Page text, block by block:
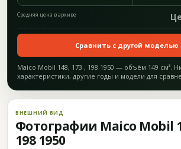
Средняя цена в архиве
Сравнить с другой моделью
Maico Mobil 148, 173 , 198 1950 — объём 149 см³.
характеристики, другие годы и модели для
ВНЕШНИЙ ВИД
Фотографии Maico Mobil
198 1950